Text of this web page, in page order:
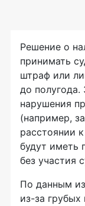
Решение о
принимать
штраф или
до полугода.
нарушения
(например,
расстоянии
будут иметь
без участия
По данным
из-за